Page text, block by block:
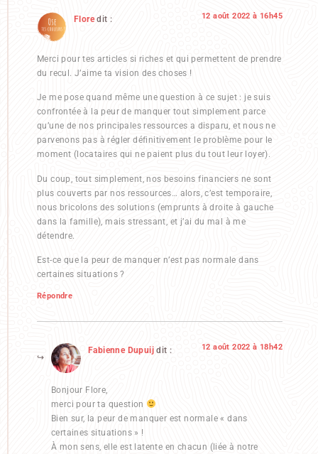
Flore dit : 12 août 2022 à 16h45
Merci pour tes articles si riches et qui permettent de prendre
du recul. J’aime ta vision des choses !
Je me pose quand même une question à ce sujet : je suis
confrontée à la peur de manquer tout simplement parce
qu’une de nos principales ressources a disparu, et nous ne
parvenons pas à régler définitivement le problème pour le
moment (locataires qui ne paient plus du tout leur loyer).
Du coup, tout simplement, nos besoins financiers ne sont
plus couverts par nos ressources… alors, c’est temporaire,
nous bricolons des solutions (emprunts à droite à gauche
dans la famille), mais stressant, et j’ai du mal à me
détendre.
Est-ce que la peur de manquer n’est pas normale dans
certaines situations ?
Répondre
Fabienne Dupuij dit : 12 août 2022 à 18h42
Bonjour Flore,
merci pour ta question
Bien sur, la peur de manquer est normale « dans
certaines situations » !
À mon sens, elle est latente en chacun (liée à notre